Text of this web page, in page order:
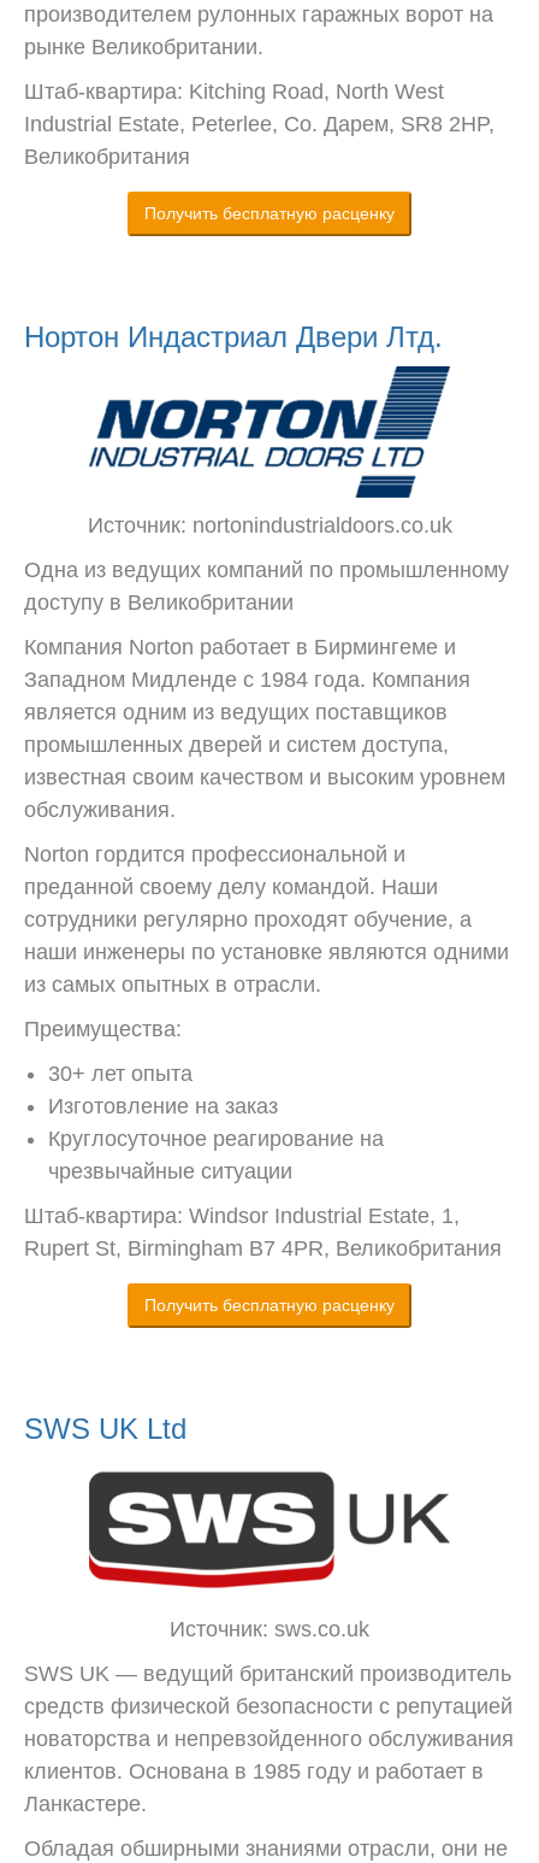
производителем рулонных гаражных ворот на
рынке Великобритании.
Штаб-квартира: Kitching Road, North West
Industrial Estate, Peterlee, Co. Дарем, SR8 2HP,
Великобритания
Получить бесплатную расценку
Нортон Индастриал Двери Лтд.
Источник: nortonindustrialdoors.co.uk
Одна из ведущих компаний по промышленному
доступу в Великобритании
Компания Norton работает в Бирмингеме и
Западном Мидленде с 1984 года. Компания
является одним из ведущих поставщиков
промышленных дверей и систем доступа,
известная своим качеством и высоким уровнем
обслуживания.
Norton гордится профессиональной и
преданной своему делу командой. Наши
сотрудники регулярно проходят обучение, а
наши инженеры по установке являются одними
из самых опытных в отрасли.
Преимущества:
30+ лет опыта
Изготовление на заказ
Круглосуточное реагирование на
чрезвычайные ситуации
Штаб-квартира: Windsor Industrial Estate, 1,
Rupert St, Birmingham B7 4PR, Великобритания
Получить бесплатную расценку
SWS UK Ltd
Источник: sws.co.uk
SWS UK — ведущий британский производитель
средств физической безопасности с репутацией
новаторства и непревзойденного обслуживания
клиентов. Основана в 1985 году и работает в
Ланкастере.
Обладая обширными знаниями отрасли, они не